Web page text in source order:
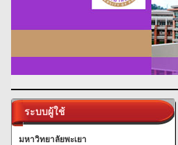
ระบบผู้ใช้
มหาวิทยาลัยพะเยา